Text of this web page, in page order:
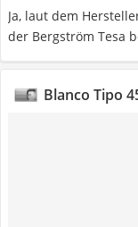
Ja, laut dem
der Bergström Tesa
Blanco Tipo